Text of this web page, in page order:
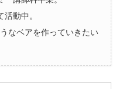
動中。
なベアを作っていきたい